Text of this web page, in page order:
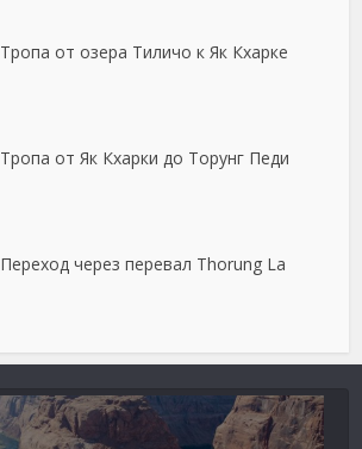
Тропа от озера Тиличо к Як Кхарке
Тропа от Як Кхарки до Торунг Педи
Переход через перевал Thorung La